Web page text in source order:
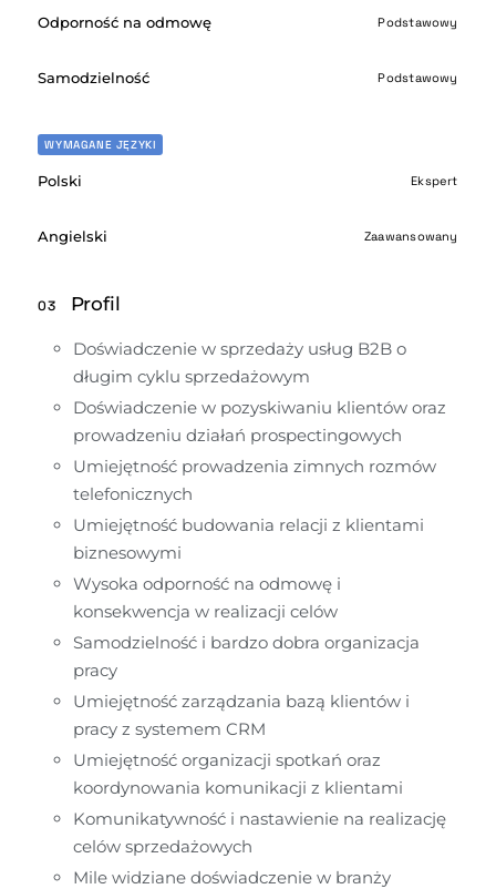
Odporność na odmowę Podstawowy
Samodzielność Podstawowy
WYMAGANE JĘZYKI
Polski Ekspert
Angielski Zaawansowany
03 Profil
Doświadczenie w sprzedaży usług B2B o
długim cyklu sprzedażowym
Doświadczenie w pozyskiwaniu klientów oraz
prowadzeniu działań prospectingowych
Umiejętność prowadzenia zimnych rozmów
telefonicznych
Umiejętność budowania relacji z klientami
biznesowymi
Wysoka odporność na odmowę i
konsekwencja w realizacji celów
Samodzielność i bardzo dobra organizacja
pracy
Umiejętność zarządzania bazą klientów i
pracy z systemem CRM
Umiejętność organizacji spotkań oraz
koordynowania komunikacji z klientami
Komunikatywność i nastawienie na realizację
celów sprzedażowych
Mile widziane doświadczenie w branży